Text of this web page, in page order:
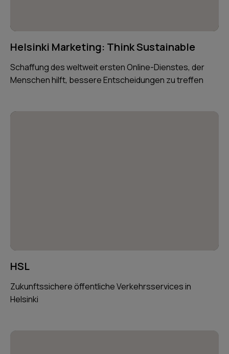
Helsinki Marketing: Think Sustainable
Schaffung des weltweit ersten Online-Dienstes, der
Menschen hilft, bessere Entscheidungen zu treffen
HSL
Zukunftssichere öffentliche Verkehrsservices in
Helsinki